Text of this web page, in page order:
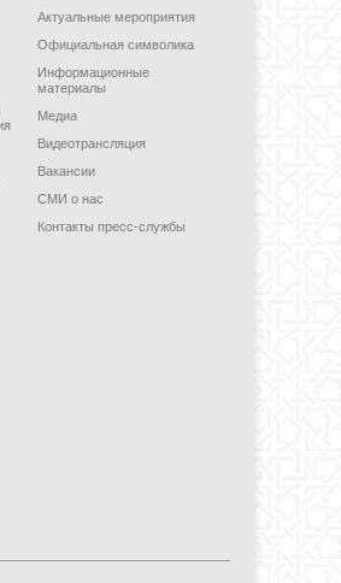
Актуальные мероприятия
Официальная символика
Информационные
материалы
Медиа
Видеотрансляция
Вакансии
СМИ о нас
Контакты пресс-службы